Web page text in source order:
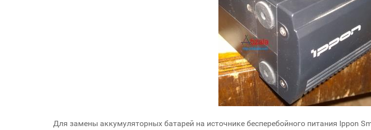
Для замены аккумуляторных батарей на источнике бесперебойного питания Ippon